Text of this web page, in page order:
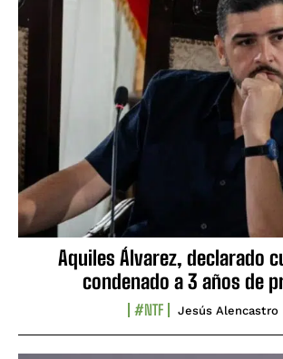
Aquiles Álvarez, declarado
condenado a 3 años de
#NTF Jesús Alencastro